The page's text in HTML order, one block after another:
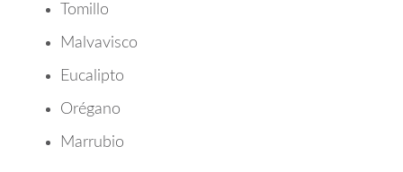
Tomillo
Malvavisco
Eucalipto
Orégano
Marrubio